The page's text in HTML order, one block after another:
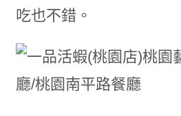
吃也不錯。